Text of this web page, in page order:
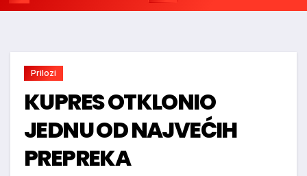
Prilozi
KUPRES OTKLONIO
JEDNU OD NAJVEĆIH
PREPREKA